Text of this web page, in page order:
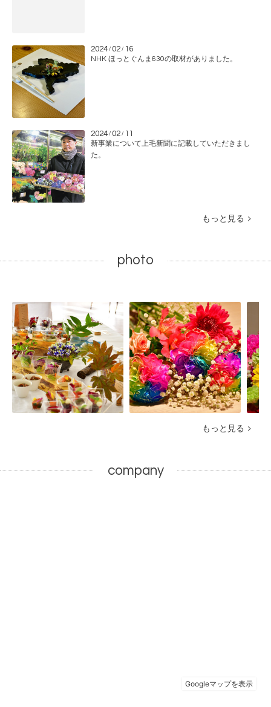
2024 / 02 / 16
NHK ほっとぐんま630の取材がありました。
2024 / 02 / 11
新事業について上毛新聞に記載していただきまし
た。
もっと見る
photo
もっと見る
company